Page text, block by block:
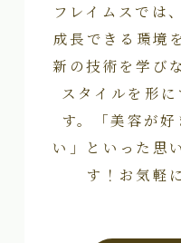
フレイムスでは
成長できる環境
新の技術を学び
スタイルを形
す。「美容が
い」といった思
す！お気軽